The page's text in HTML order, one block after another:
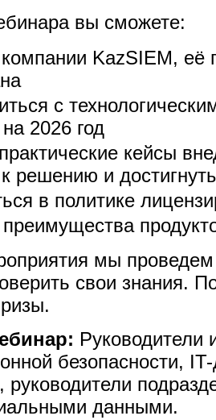
вы сможете:
KazSIEM, её
с
2026 год
кейсы
решению и
в политике
мы проведем
свои знания.
Руководители
безопасности, IT-
данными.